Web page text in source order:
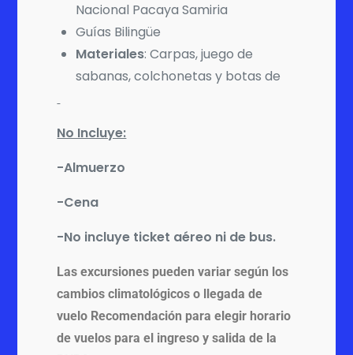
Nacional Pacaya Samiria
Guías Bilingüe
Materiales: Carpas, juego de
sabanas, colchonetas y botas de
No Incluye:
-Almuerzo
-Cena
-No incluye ticket aéreo ni de bus.
Las excursiones pueden variar según los
cambios climatológicos o llegada de
vuelo Recomendación para elegir horario
de vuelos para el ingreso y salida de la